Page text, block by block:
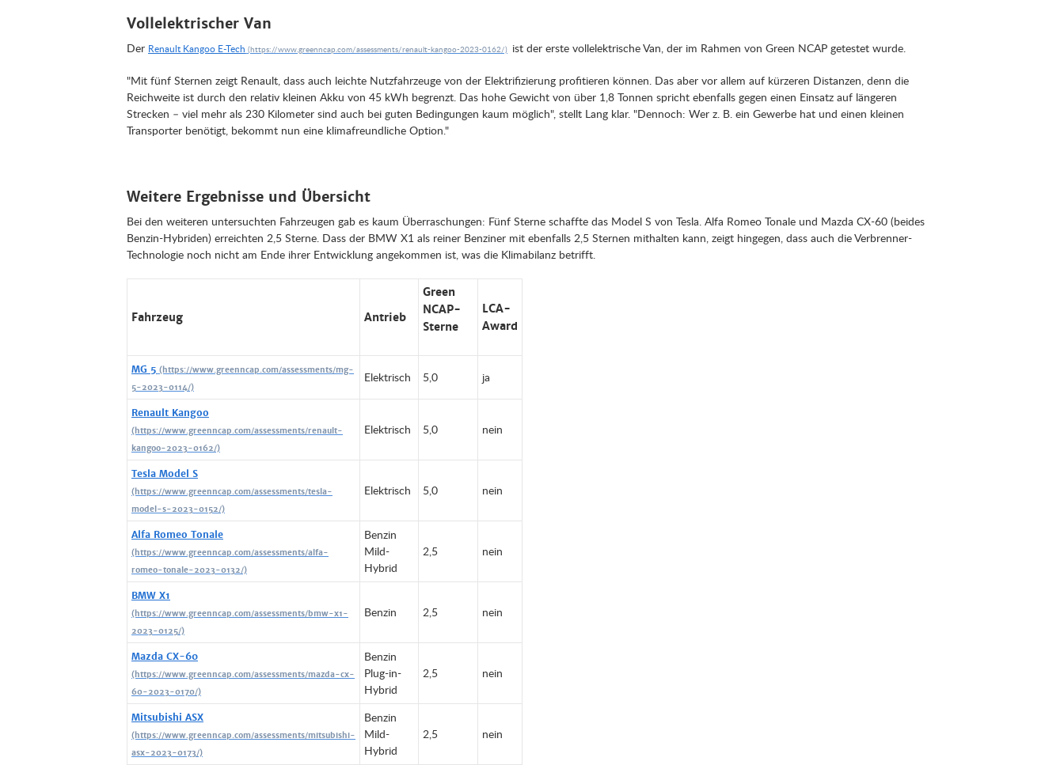
Vollelektrischer Van
Der Renault Kangoo E-Tech ist der erste vollelektrische Van, der im Rahmen von Green NCAP getestet wurde.
"Mit fünf Sternen zeigt Renault, dass auch leichte Nutzfahrzeuge von der Elektrifizierung profitieren können. Das aber vor allem auf kürzeren Distanzen, denn die
Reichweite ist durch den relativ kleinen Akku von 45 kWh begrenzt. Das hohe Gewicht von über 1,8 Tonnen spricht ebenfalls gegen einen Einsatz auf längeren
Strecken – viel mehr als 230 Kilometer sind auch bei guten Bedingungen kaum möglich", stellt Lang klar. "Dennoch: Wer z. B. ein Gewerbe hat und einen kleinen
Transporter benötigt, bekommt nun eine klimafreundliche Option."
Weitere Ergebnisse und Übersicht
Bei den weiteren untersuchten Fahrzeugen gab es kaum Überraschungen: Fünf Sterne schaffte das Model S von Tesla. Alfa Romeo Tonale und Mazda CX-60 (beides
Benzin-Hybriden) erreichten 2,5 Sterne. Dass der BMW X1 als reiner Benziner mit ebenfalls 2,5 Sternen mithalten kann, zeigt hingegen, dass auch die Verbrenner-
Technologie noch nicht am Ende ihrer Entwicklung angekommen ist, was die Klimabilanz betrifft.
Fahrzeug Antrieb
Green
NCAP-
Sterne
LCA-
Award
MG 5 Elektrisch 5,0 ja
Renault Kangoo
Elektrisch 5,0 nein
Tesla Model S
Elektrisch 5,0 nein
Alfa Romeo Tonale
Benzin
Mild-
Hybrid
2,5 nein
BMW X1
Benzin 2,5 nein
Mazda CX-60
Benzin
Plug-in-
Hybrid
2,5 nein
Mitsubishi ASX
Benzin
Mild-
Hybrid
2,5 nein